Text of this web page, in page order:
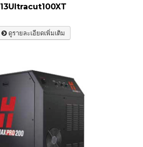
13Ultracut100XT
ดูรายละเอียดเพิ่มเติม